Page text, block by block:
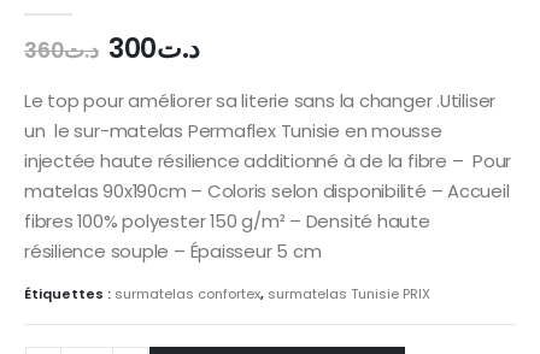
د.ت360 Le
initial
était :
د.ت360.
د.ت300 Le
actuel
est :
د.ت300.
Le top pour améliorer sa literie sans la changer .Utiliser
un le sur-matelas Permaflex Tunisie en mousse
injectée haute résilience additionné à de la fibre – Pour
matelas 90x190cm – Coloris selon disponibilité – Accueil
fibres 100% polyester 150 g/m² – Densité haute
résilience souple – Épaisseur 5 cm
Étiquettes : surmatelas confortex, surmatelas Tunisie PRIX